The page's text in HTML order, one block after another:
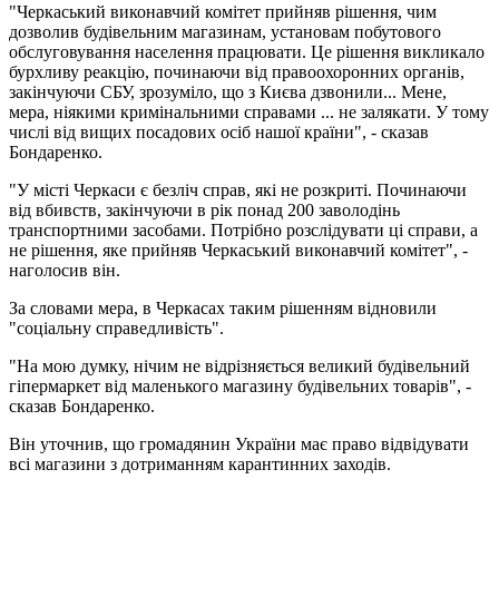
"Черкаський виконавчий комітет прийняв рішення, чим
дозволив будівельним магазинам, установам побутового
обслуговування населення працювати. Це рішення викликало
бурхливу реакцію, починаючи від правоохоронних органів,
закінчуючи СБУ, зрозуміло, що з Києва дзвонили... Мене,
мера, ніякими кримінальними справами ... не залякати. У тому
числі від вищих посадових осіб нашої країни", - сказав
Бондаренко.
"У місті Черкаси є безліч справ, які не розкриті. Починаючи
від вбивств, закінчуючи в рік понад 200 заволодінь
транспортними засобами. Потрібно розслідувати ці справи, а
не рішення, яке прийняв Черкаський виконавчий комітет", -
наголосив він.
За словами мера, в Черкасах таким рішенням відновили
"соціальну справедливість".
"На мою думку, нічим не відрізняється великий будівельний
гіпермаркет від маленького магазину будівельних товарів", -
сказав Бондаренко.
Він уточнив, що громадянин України має право відвідувати
всі магазини з дотриманням карантинних заходів.